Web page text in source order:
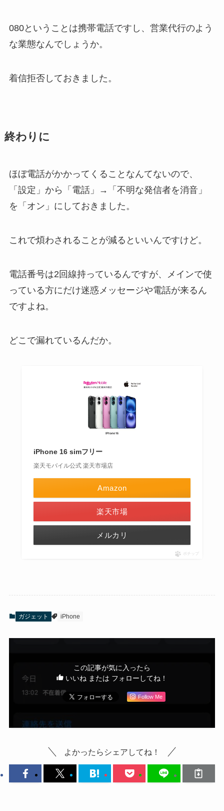
080ということは携帯電話ですし、営業代行のよう
な業態なんでしょうか。
着信拒否しておきました。
終わりに
ほぼ電話がかかってくることなんてないので、
「設定」から「電話」→「不明な発信者を消音」
を「オン」にしておきました。
これで煩わされることが減るといいんですけど。
電話番号は2回線持っているんですが、メインで使
っている方にだけ迷惑メッセージや電話が来るん
ですよね。
どこで漏れているんだか。
iPhone 16 simフリー
楽天モバイル公式 楽天市場店
Amazon
楽天市場
メルカリ
ポチップ
ガジェット iPhone
この記事が気に入ったら
いいね または フォローしてね！
Follow Me
よかったらシェアしてね！